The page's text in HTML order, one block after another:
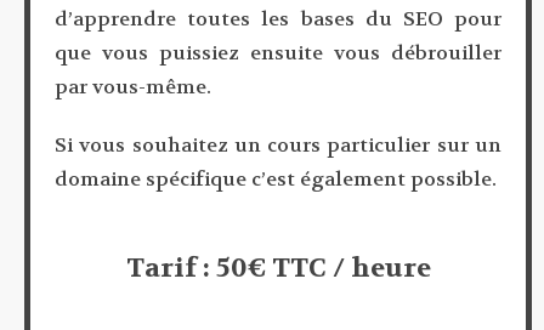
d’apprendre toutes les bases du SEO pour
que vous puissiez ensuite vous débrouiller
par vous-même.
Si vous souhaitez un cours particulier sur un
domaine spécifique c’est également possible.
Tarif : 50€ TTC / heure